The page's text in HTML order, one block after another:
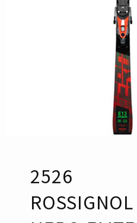
2526
ROSSIGNOL